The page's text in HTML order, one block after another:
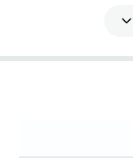
نظر پرداخته شده است.